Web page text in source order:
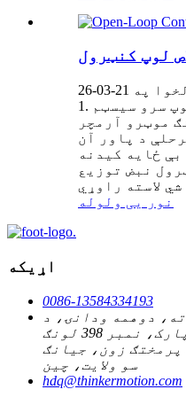
لوپ کنټرول
21-03-26
1. د سټیپر موټور د خلاص لوپ سرو سیسټم
موټرو آرمچر
د پاور آن
ځایه کیدنه
نبض توزیع
نور یی ولوله
اړیکه
0086-13584334193
دوهمه ودانۍ، د
اورګاډي ترانزيټ صنعتي پارک، نمبر 398 لونګ
زون، جيانګ
سو ولايت، چين
hdq@thinkermotion.com